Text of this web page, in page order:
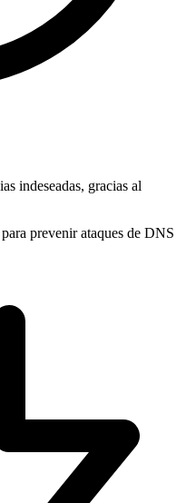
indeseadas, gracias al
para prevenir ataques de DNS